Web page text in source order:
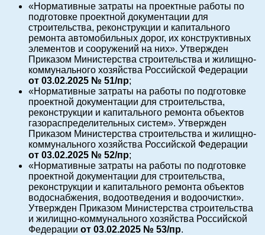
«Нормативные затраты на проектные работы по
подготовке проектной документации для
строительства, реконструкции и капитального
ремонта автомобильных дорог, их конструктивных
элементов и сооружений на них». Утвержден
Приказом Министерства строительства и жилищно-
коммунального хозяйства Российской Федерации
от 03.02.2025 № 51/пр;
«Нормативные затраты на работы по подготовке
проектной документации для строительства,
реконструкции и капитального ремонта объектов
газораспределительных систем». Утвержден
Приказом Министерства строительства и жилищно-
коммунального хозяйства Российской Федерации
от 03.02.2025 № 52/пр;
«Нормативные затраты на работы по подготовке
проектной документации для строительства,
реконструкции и капитального ремонта объектов
водоснабжения, водоотведения и водоочистки».
Утвержден Приказом Министерства строительства
и жилищно-коммунального хозяйства Российской
Федерации от 03.02.2025 № 53/пр.